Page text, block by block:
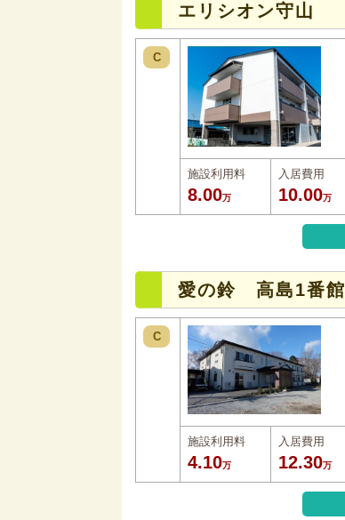
エリシオン守山
C
施設利用料
8.00万
入居費用
10.00万
愛の鈴 高島1番館
C
施設利用料
4.10万
入居費用
12.30万